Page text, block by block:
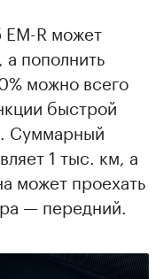
R может
а пополнить
можно всего
быстрой
Суммарный
1 тыс. км, а
может проехать
— передний.